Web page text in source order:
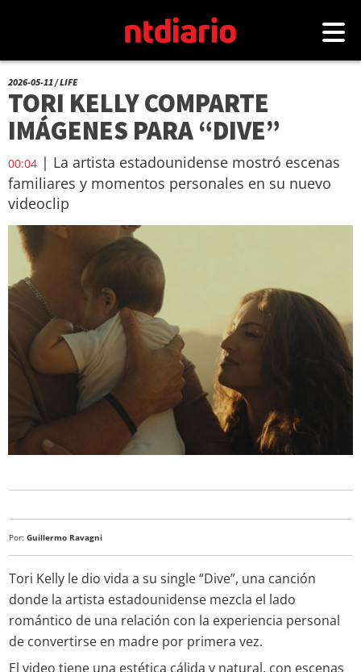
2026-05-11 / LIFE
TORI KELLY COMPARTE
IMÁGENES PARA “DIVE”
00:04 | La artista estadounidense mostró escenas
familiares y momentos personales en su nuevo
videoclip
Por: Guillermo Ravagni
Tori Kelly le dio vida a su single “Dive”, una canción
donde la artista estadounidense mezcla el lado
romántico de una relación con la experiencia personal
de convertirse en madre por primera vez.
El video tiene una estética cálida y natural, con escenas